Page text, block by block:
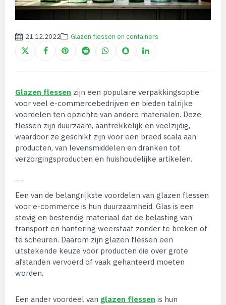
21.12.2022 Glazen flessen en containers
Glazen flessen zijn een populaire verpakkingsoptie
voor veel e-commercebedrijven en bieden talrijke
voordelen ten opzichte van andere materialen. Deze
flessen zijn duurzaam, aantrekkelijk en veelzijdig,
waardoor ze geschikt zijn voor een breed scala aan
producten, van levensmiddelen en dranken tot
verzorgingsproducten en huishoudelijke artikelen.
---
Een van de belangrijkste voordelen van glazen flessen
voor e-commerce is hun duurzaamheid. Glas is een
stevig en bestendig materiaal dat de belasting van
transport en hantering weerstaat zonder te breken of
te scheuren. Daarom zijn glazen flessen een
uitstekende keuze voor producten die over grote
afstanden vervoerd of vaak gehanteerd moeten
worden.
Een ander voordeel van glazen flessen is hun